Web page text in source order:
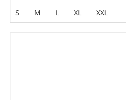
S M L XL XXL